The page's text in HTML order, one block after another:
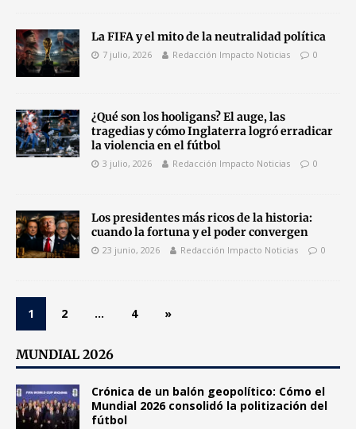
La FIFA y el mito de la neutralidad política
7 julio, 2026 Redacción Impacto Noticias 0
¿Qué son los hooligans? El auge, las
tragedias y cómo Inglaterra logró erradicar
la violencia en el fútbol
3 julio, 2026 Redacción Impacto Noticias 0
Los presidentes más ricos de la historia:
cuando la fortuna y el poder convergen
23 junio, 2026 Redacción Impacto Noticias 0
1 2 … 4 »
MUNDIAL 2026
Crónica de un balón geopolítico: Cómo el
Mundial 2026 consolidó la politización del
fútbol